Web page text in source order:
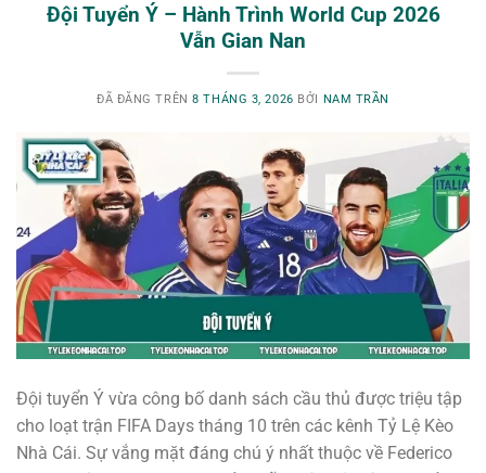
Đội Tuyển Ý – Hành Trình World Cup 2026
Vẫn Gian Nan
ĐÃ ĐĂNG TRÊN8 THÁNG 3, 2026 BỞI NAM TRẦN
Đội tuyển Ý vừa công bố danh sách cầu thủ được triệu tập
cho loạt trận FIFA Days tháng 10 trên các kênh Tỷ Lệ Kèo
Nhà Cái. Sự vắng mặt đáng chú ý nhất thuộc về Federico